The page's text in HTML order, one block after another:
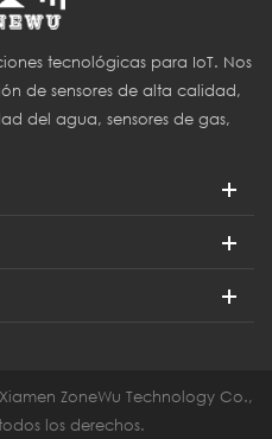
tecnológicas para IoT. Nos
de sensores de alta calidad,
del agua, sensores de gas,
ZoneWu Technology Co.,
los derechos.